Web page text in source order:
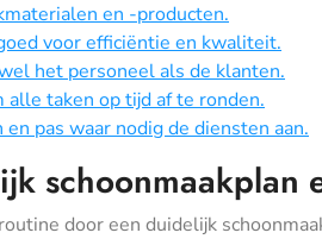
en -producten.
voor efficiëntie en kwaliteit.
het personeel als de klanten.
alle taken op tijd af te ronden.
pas waar nodig de diensten aan.
schoonmaakplan
door een duidelijk